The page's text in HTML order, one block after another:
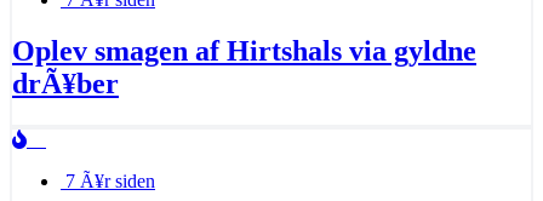
Oplev smagen af Hirtshals via gyldne
drÃ¥ber
7 Ã¥r siden